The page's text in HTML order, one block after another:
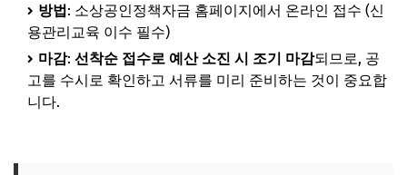
방법: 소상공인정책자금 홈페이지에서 온라인 접수 (신
용관리교육 이수 필수)
마감: 선착순 접수로 예산 소진 시 조기 마감되므로, 공
고를 수시로 확인하고 서류를 미리 준비하는 것이 중요합
니다.